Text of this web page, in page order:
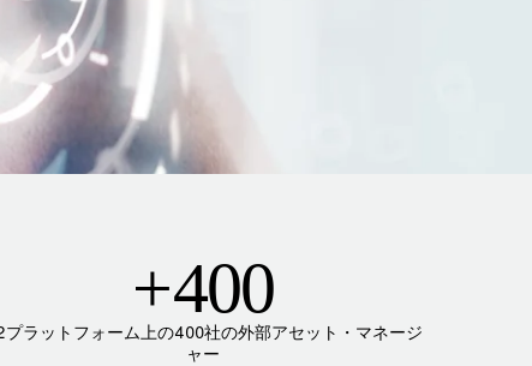
+400
プラットフォーム上の400社の外部アセット・マネージ
ャー